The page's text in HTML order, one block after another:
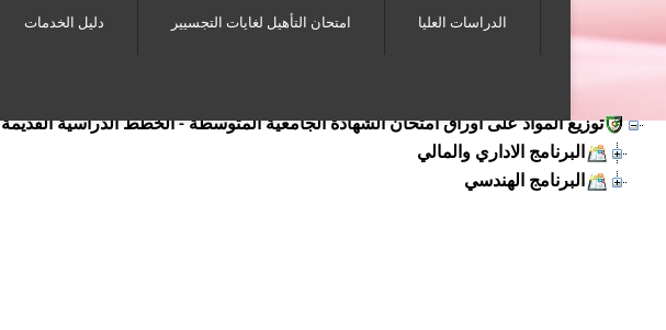
دليل الخدمات امتحان التأهيل لغايات التجسيير الدراسات العليا
توزيع المواد على أوراق امتحان الشهادة الجامعية المتوسطة - الخطط الدراسية القديمة
البرنامج الاداري والمالي
البرنامج الهندسي